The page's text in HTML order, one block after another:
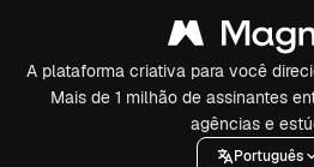
A plataforma criativa para você
Mais de 1 milhão de assinantes
agências e
Português